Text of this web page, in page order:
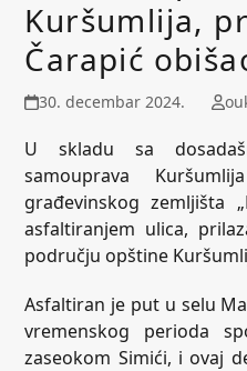
Kuršumlija,
Čarapić
30. decembar 2024.
U skladu sa
samouprava
građevinskog zemljišta
asfaltiranjem ulica,
području opštine
Asfaltiran je put u selu
vremenskog perioda
zaseokom Simići, i ovaj